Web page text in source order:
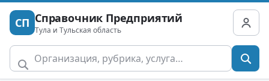
СП Справочник Предприятий
Тула и Тульская область